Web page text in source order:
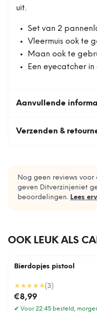
uit.
Set van 2
Vleermuis ook te
Maan ook te
Een eyecatcher in
Aanvullende
Verzenden &
Nog geen reviews
geven Ditverzinjeniet
beoordelingen. Lees
OOK LEUK ALS
Bierdopjes pistool
★★★★★(3)
€8,99
✔ Voor 22:45 besteld,